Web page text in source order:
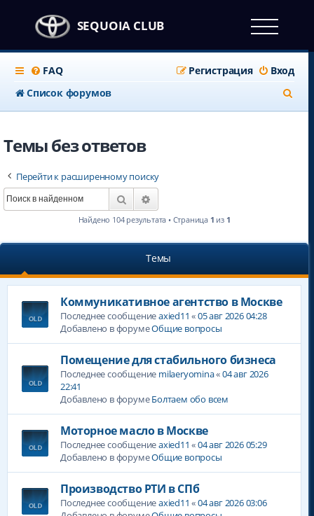
SEQUOIA CLUB
FAQ Вход
Регистрация
Список форумов
о
Темы без ответов
Перейти к расширенному поиску
Поиск
Найдено 104 результата • Страница 1 из 1
Темы
Коммуникативное агентство в Москве
Последнее сообщениеaxied11 «05 авг 2026 04:28
Добавлено в форумеОбщие вопросы
Помещение для стабильного бизнеса
Последнее сообщение milaeryomina«04 авг 2026
22:41
Добавлено в форумеБолтаем обо всем
Моторное масло в Москве
Последнее сообщениеaxied11 «04 авг 2026 05:29
Добавлено в форумеОбщие вопросы
Производство РТИ в СПб
Последнее сообщениеaxied11 «04 авг 2026 03:06